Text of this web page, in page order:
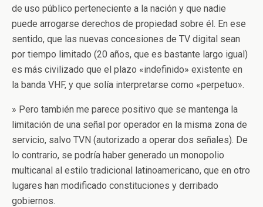
de uso público perteneciente a la nación y que nadie
puede arrogarse derechos de propiedad sobre él. En ese
sentido, que las nuevas concesiones de TV digital sean
por tiempo limitado (20 años, que es bastante largo igual)
es más civilizado que el plazo «indefinido» existente en
la banda VHF, y que solía interpretarse como «perpetuo».
» Pero también me parece positivo que se mantenga la
limitación de una señal por operador en la misma zona de
servicio, salvo TVN (autorizado a operar dos señales). De
lo contrario, se podría haber generado un monopolio
multicanal al estilo tradicional latinoamericano, que en otro
lugares han modificado constituciones y derribado
gobiernos.